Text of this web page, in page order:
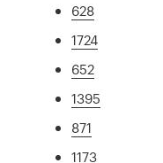
628
1724
652
1395
871
1173